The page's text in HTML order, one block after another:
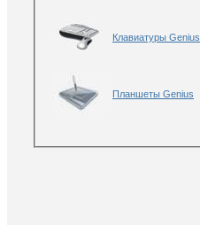
Клавиатуры Genius
Планшеты Genius